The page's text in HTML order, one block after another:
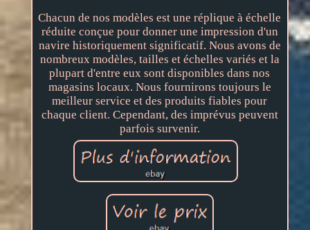
Chacun de nos modèles est une réplique à échelle
réduite conçue pour donner une impression d'un
navire historiquement significatif. Nous avons de
nombreux modèles, tailles et échelles variés et la
plupart d'entre eux sont disponibles dans nos
magasins locaux. Nous fournirons toujours le
meilleur service et des produits fiables pour
chaque client. Cependant, des imprévus peuvent
parfois survenir.